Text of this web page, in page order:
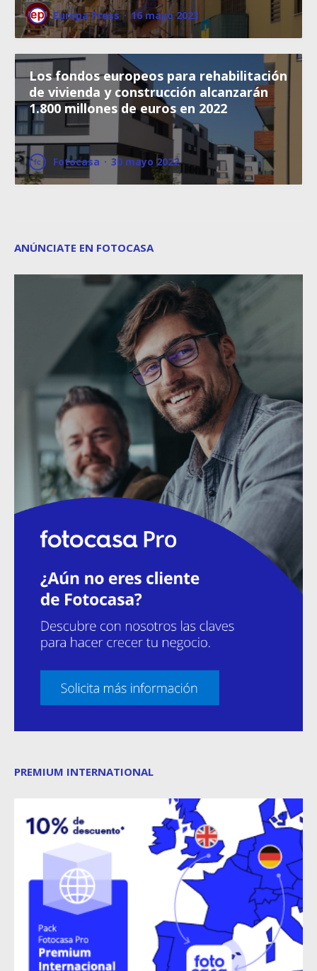
Europa Press · 16 mayo 2023
Los fondos europeos para rehabilitación
de vivienda y construcción alcanzarán
1.800 millones de euros en 2022
Fotocasa · 30 mayo 2022
ANÚNCIATE EN FOTOCASA
PREMIUM INTERNATIONAL